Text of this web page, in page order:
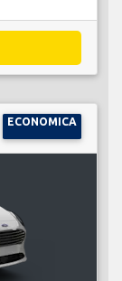
ECONOMICA